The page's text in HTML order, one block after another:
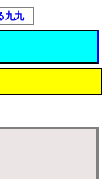
九九